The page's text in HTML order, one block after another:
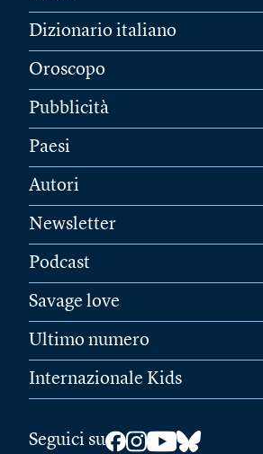
Dizionario italiano
Oroscopo
Pubblicità
Paesi
Autori
Newsletter
Podcast
Savage love
Ultimo numero
Internazionale Kids
Seguici su